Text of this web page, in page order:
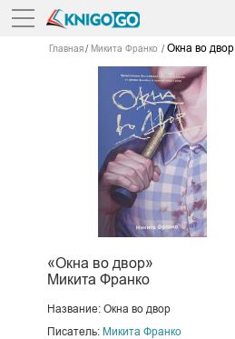
Главная Микита Франко Окна во двор
«Окна во двор»
Микита Франко
Название: Окна во двор
Писатель: Микита Франко